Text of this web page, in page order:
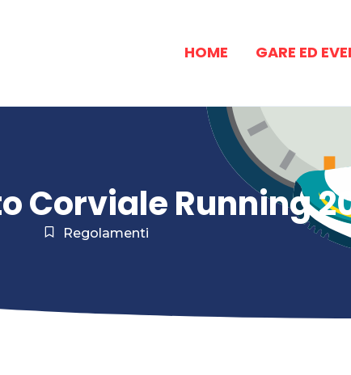
HOME GARE ED
Corviale Running
Regolamenti